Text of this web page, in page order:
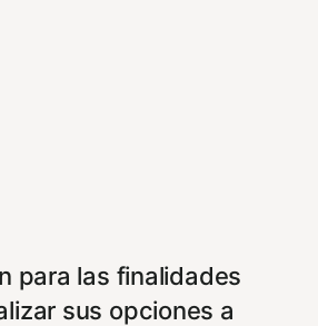
para las finalidades
sus opciones a